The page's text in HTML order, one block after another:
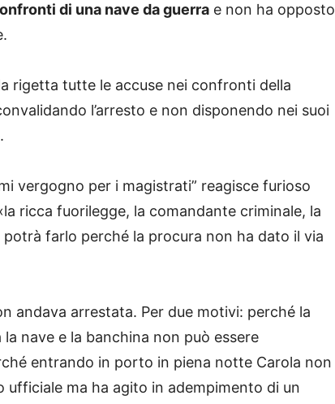
di una nave da guerra e non ha opposto
rigetta tutte le accuse nei confronti della
l’arresto e non disponendo nei suoi
vergogno per i magistrati” reagisce furioso
ricca fuorilegge, la comandante criminale, la
farlo perché la procura non ha dato il via
andava arrestata. Per due motivi: perché la
nave e la banchina non può essere
entrando in porto in piena notte Carola non
ma ha agito in adempimento di un